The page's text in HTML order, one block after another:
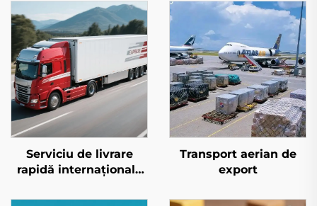
Serviciu de livrare
rapidă internațională
Transport aerian de
export